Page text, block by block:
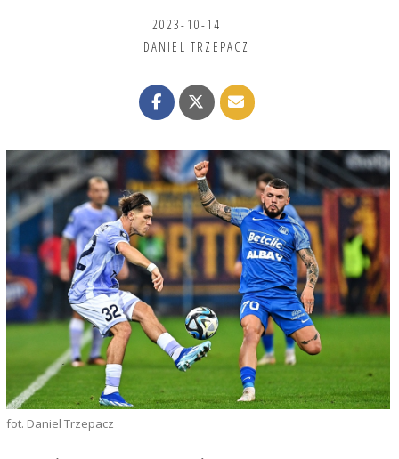
2023-10-14
DANIEL TRZEPACZ
fot. Daniel Trzepacz